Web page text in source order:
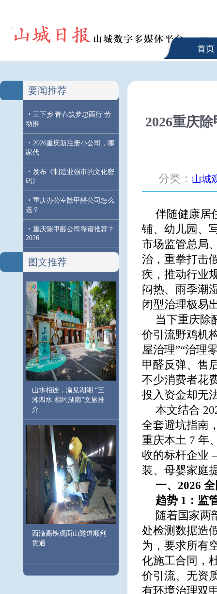
首页
要闻推荐
· 三下乡|青春筑梦忠酉行 劳
动推
· 2026重庆新注册小公司，哪
家代
· 发布《制造业强市的文化密
码》
· 重庆办公室除甲醛公司怎么
选？
· 重庆除甲醛公司靠谱推荐？
2026
图文推荐
山水相连，渝见湖湘 “三
湘四水 相约湖南”文旅推
介
西渝高铁观面山隧道顺利
贯通
2026重庆
分类： 山城
伴随健康居
铺、幼儿园、
市场监管总局
治，重拳打击
疾，推动行业
闷热、雨季潮
闭型治理极易
当下重庆除
价引流野鸡机
屋治理”“治理
甲醛反弹、售
不少消费者花
投入资金却无
本文结合
全套避坑指南
重庆本土 7 年
收的标杆企业
装、母婴家庭
一、2026
趋势 1：监
随着国家两
处检测数据造
为，要求所有
化施工合同，
价引流、无资
有环境治理双